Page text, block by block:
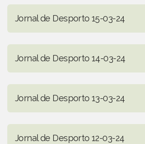
Jornal de Desporto 15-03-24
Jornal de Desporto 14-03-24
Jornal de Desporto 13-03-24
Jornal de Desporto 12-03-24